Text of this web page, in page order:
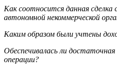
Как соотносится данная сделка
автономной некоммерческой
Каким образом были учтены
Обеспечивалась ли
операции?